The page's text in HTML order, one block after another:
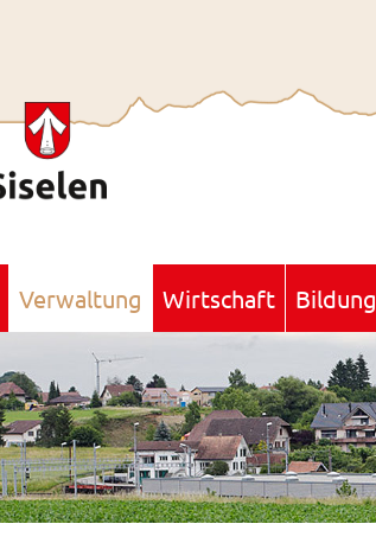
Verwaltung Wirtschaft Bildung